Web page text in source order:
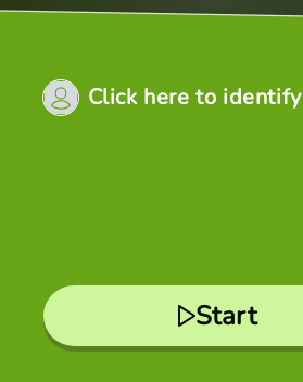
Click here to
Start